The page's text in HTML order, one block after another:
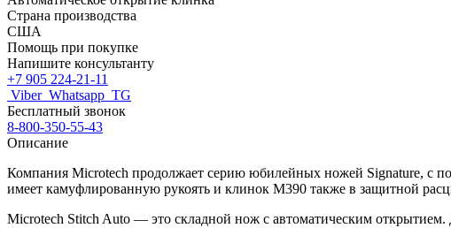
Страна производства
США
Помощь при покупке
Напишите консультанту
+7 905 224-21-11
Viber Whatsapp TG
Бесплатный звонок
8-800-350-55-43
Описание
Компания Microtech продолжает серию юбилейных ножей Signature, с
имеет камуфлированную рукоять и клинок M390 также в защитной
Microtech Stitch Auto — это складной нож с автоматическим